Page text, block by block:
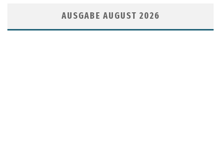
AUSGABE AUGUST 2026